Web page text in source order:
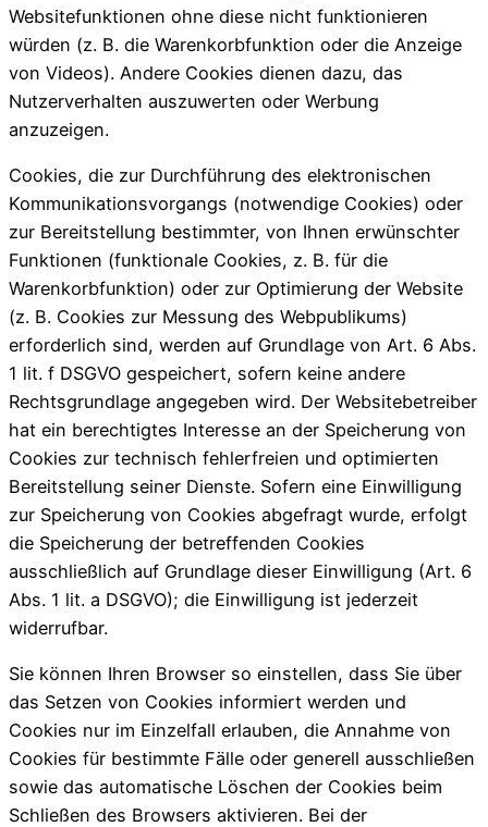
Websitefunktionen ohne diese nicht funktionieren
würden (z. B. die Warenkorbfunktion oder die Anzeige
von Videos). Andere Cookies dienen dazu, das
Nutzerverhalten auszuwerten oder Werbung
anzuzeigen.
Cookies, die zur Durchführung des elektronischen
Kommunikationsvorgangs (notwendige Cookies) oder
zur Bereitstellung bestimmter, von Ihnen erwünschter
Funktionen (funktionale Cookies, z. B. für die
Warenkorbfunktion) oder zur Optimierung der Website
(z. B. Cookies zur Messung des Webpublikums)
erforderlich sind, werden auf Grundlage von Art. 6 Abs.
1 lit. f DSGVO gespeichert, sofern keine andere
Rechtsgrundlage angegeben wird. Der Websitebetreiber
hat ein berechtigtes Interesse an der Speicherung von
Cookies zur technisch fehlerfreien und optimierten
Bereitstellung seiner Dienste. Sofern eine Einwilligung
zur Speicherung von Cookies abgefragt wurde, erfolgt
die Speicherung der betreffenden Cookies
ausschließlich auf Grundlage dieser Einwilligung (Art. 6
Abs. 1 lit. a DSGVO); die Einwilligung ist jederzeit
widerrufbar.
Sie können Ihren Browser so einstellen, dass Sie über
das Setzen von Cookies informiert werden und
Cookies nur im Einzelfall erlauben, die Annahme von
Cookies für bestimmte Fälle oder generell ausschließen
sowie das automatische Löschen der Cookies beim
Schließen des Browsers aktivieren. Bei der